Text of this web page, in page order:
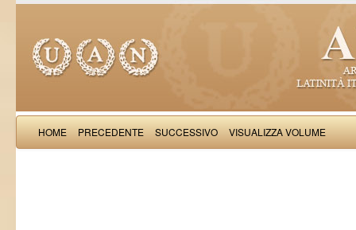
HOME PRECEDENTE SUCCESSIVO VISUALIZZA VOLUME